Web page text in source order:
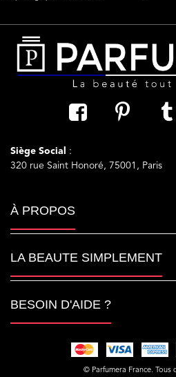
Siège Social
:
320 rue Saint Honoré, 75001, Paris
À PROPOS
LA BEAUTE SIMPLEMENT
BESOIN D'AIDE ?
© Parfumera France. Tous